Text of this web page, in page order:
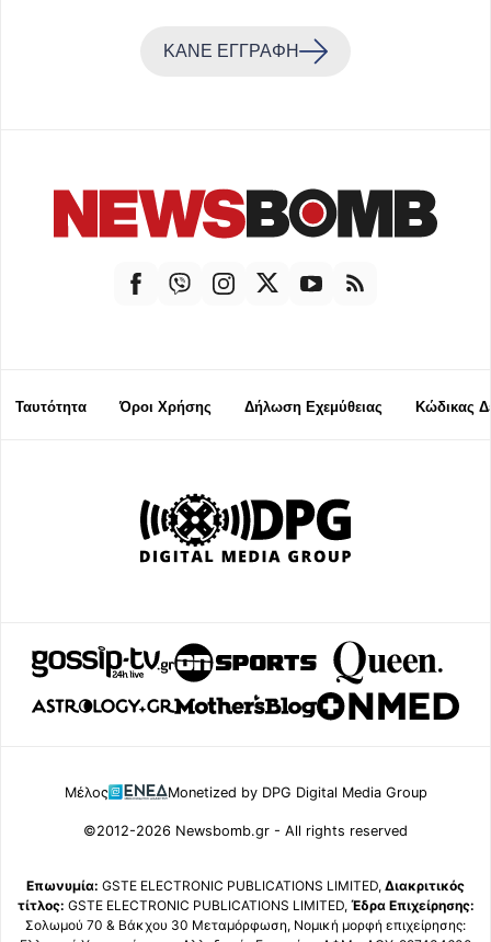
ΚΑΝΕ ΕΓΓΡΑΦΗ
Ταυτότητα Όροι Χρήσης Δήλωση Εχεμύθειας Κώδικας
Μέλος Monetized by DPG Digital Media Group
©2012-2026 Newsbomb.gr - All rights reserved
Επωνυμία: GSTE ELECTRONIC PUBLICATIONS LIMITED, Διακριτικός
τίτλος: GSTE ELECTRONIC PUBLICATIONS LIMITED, Έδρα Επιχείρησης:
Σολωμού 70 & Βάκχου 30 Μεταμόρφωση, Νομική μορφή επιχείρησης: